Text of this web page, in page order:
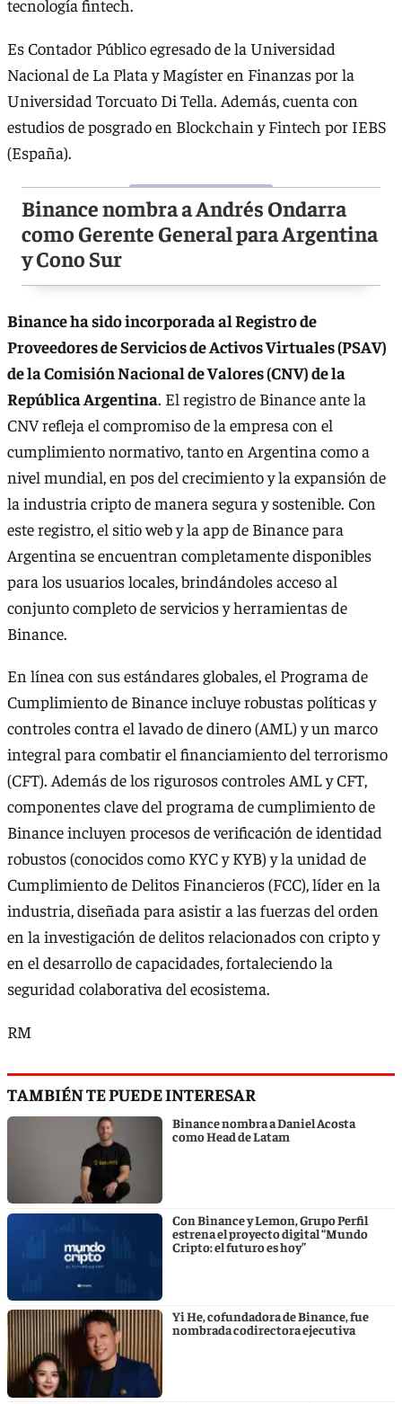
tecnología fintech.
Es Contador Público egresado de la Universidad
Nacional de La Plata y Magíster en Finanzas por la
Universidad Torcuato Di Tella. Además, cuenta con
estudios de posgrado en Blockchain y Fintech por IEBS
(España).
Binance nombra a Andrés Ondarra
como Gerente General para Argentina
y Cono Sur
Binance ha sido incorporada al Registro de
Proveedores de Servicios de Activos Virtuales (PSAV)
de la Comisión Nacional de Valores (CNV) de la
República Argentina. El registro de Binance ante la
CNV refleja el compromiso de la empresa con el
cumplimiento normativo, tanto en Argentina como a
nivel mundial, en pos del crecimiento y la expansión de
la industria cripto de manera segura y sostenible. Con
este registro, el sitio web y la app de Binance para
Argentina se encuentran completamente disponibles
para los usuarios locales, brindándoles acceso al
conjunto completo de servicios y herramientas de
Binance.
En línea con sus estándares globales, el Programa de
Cumplimiento de Binance incluye robustas políticas y
controles contra el lavado de dinero (AML) y un marco
integral para combatir el financiamiento del terrorismo
(CFT). Además de los rigurosos controles AML y CFT,
componentes clave del programa de cumplimiento de
Binance incluyen procesos de verificación de identidad
robustos (conocidos como KYC y KYB) y la unidad de
Cumplimiento de Delitos Financieros (FCC), líder en la
industria, diseñada para asistir a las fuerzas del orden
en la investigación de delitos relacionados con cripto y
en el desarrollo de capacidades, fortaleciendo la
seguridad colaborativa del ecosistema.
RM
TAMBIÉN TE PUEDE INTERESAR
Binance nombra a Daniel Acosta
como Head de Latam
Con Binance y Lemon, Grupo Perfil
estrena el proyecto digital “Mundo
Cripto: el futuro es hoy”
Yi He, cofundadora de Binance, fue
nombrada codirectora ejecutiva